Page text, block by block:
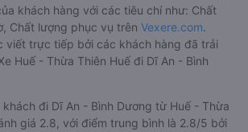
khách hàng với các tiêu chí như: Chất
Chất lượng phục vụ trên Vexere.com.
viết trực tiếp bởi các khách hàng đã trải
Huế - Thừa Thiên Huế đi Dĩ An - Bình
đi Dĩ An - Bình Dương từ Huế - Thừa
giá 2.8, với điểm trung bình là 2.8/5 bởi